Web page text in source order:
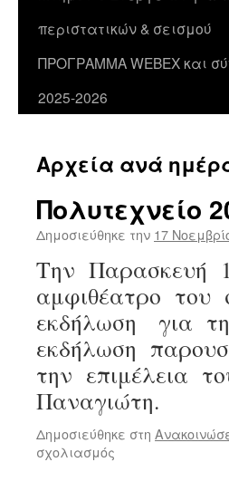
περιστατικών & σεισμού
ΠΡΟΓΡΑΜΜΑ WEBEX και
2025-2026
Αρχεία ανά
Πολυτεχνείο
Δημοσιεύθηκε την 17
Την Παρασκευή
αμφιθέατρο του
εκδήλωση για
εκδήλωση
την επιμέλεια
Δημοσιεύθηκε στη
σχολιασμός